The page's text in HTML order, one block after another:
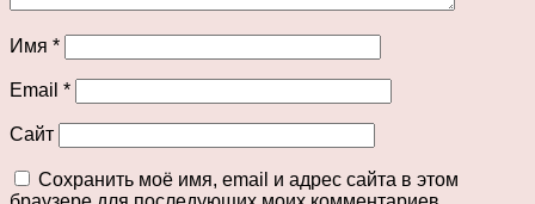
Имя *
Email *
Сайт
Сохранить моё имя, email и адрес сайта в этом